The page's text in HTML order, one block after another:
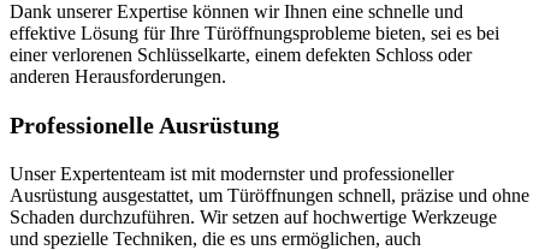
Dank unserer Expertise können wir Ihnen eine schnelle und
effektive Lösung für Ihre Türöffnungsprobleme bieten, sei es bei
einer verlorenen Schlüsselkarte, einem defekten Schloss oder
anderen Herausforderungen.​
Professionelle Ausrüstung
Unser Expertenteam ist mit modernster und professioneller
Ausrüstung ausgestattet, um Türöffnungen schnell, präzise und ohne
Schaden durchzuführen.​ Wir setzen auf hochwertige Werkzeuge
und spezielle Techniken, die es uns ermöglichen, auch